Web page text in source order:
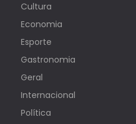
Cultura
Economia
Esporte
Gastronomia
Geral
Internacional
Política